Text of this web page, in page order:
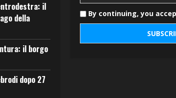
il
della
il borgo
dopo 27
By continuing, you